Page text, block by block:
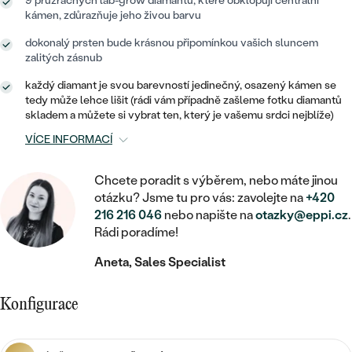
RUČNĚ RYTÉ
S VÝPLNÍ
SVATEBNÍ SETY
DLE CENY
LUXUSNÍ
ZAČÍT S LAB-GROWN DIAMANTEM
ZAČÍT S BAREVNÝM DIAMANTEM
DLE DRAHOKAMU
DIAMANT
LAB-GROWN DIAMANT
MOISSANIT
BAREVNÝ DIAMANT
ČERNÝ DIAMANT
DĚTSKÉ ŠPERKY
BROŽE
DOPLŇKY
ZLATO
STŘÍBRO
DLE KAMENE
S DIAMANTY
DĚTSKÉ
PIERCING
DLE KAMENE
S DIAMANTY
S DRAHOKAMY
S PERLAMI
CENOVĚ DOSTUPNÉ
MEDAILONKY
ŘETÍZKY
VE TVARU SRDCE
SE ZVÍŘATY
DLE DRAHOKAMU
S DIAMANTY
S DRAHOKAMY
S PERLAMI
DLE CENY
STATEMENT
PEČETNÍ
PERSONALIZOVANÉ
S DIAMANTY
S DRAHOKAMY
kámen, zdůrazňuje jeho živou barvu
dokonalý prsten bude krásnou připomínkou vašich sluncem
zalitých zásnub
každý diamant je svou barevností jedinečný, osazený kámen se
tedy může lehce lišit (rádi vám případně zašleme fotku diamantů
skladem a můžete si vybrat ten, který je vašemu srdci nejblíže)
VÍCE INFORMACÍ
Chcete poradit s výběrem, nebo máte jinou
otázku? Jsme tu pro vás: zavolejte na+420
216 216 046 nebo napište naotazky@eppi.cz.
Rádi poradíme!
Aneta, Sales Specialist
Konfigurace